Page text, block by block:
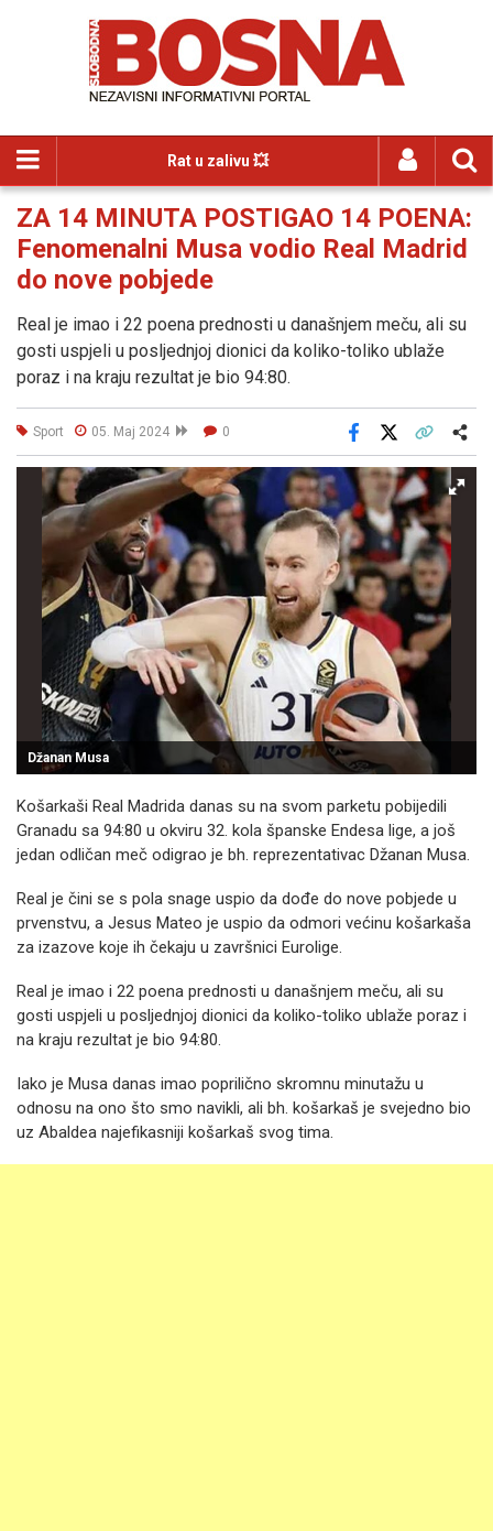
Rat u zalivu 💥
ZA 14 MINUTA POSTIGAO 14 POENA:
Fenomenalni Musa vodio Real Madrid
do nove pobjede
Real je imao i 22 poena prednosti u današnjem meču, ali su
gosti uspjeli u posljednjoj dionici da koliko-toliko ublaže
poraz i na kraju rezultat je bio 94:80.
Sport 05. Maj 2024 0
Facebook
Džanan Musa
Košarkaši Real Madrida danas su na svom parketu pobijedili
Granadu sa 94:80 u okviru 32. kola španske Endesa lige, a još
jedan odličan meč odigrao je bh. reprezentativac Džanan Musa.
Real je čini se s pola snage uspio da dođe do nove pobjede u
prvenstvu, a Jesus Mateo je uspio da odmori većinu košarkaša
za izazove koje ih čekaju u završnici Eurolige.
Real je imao i 22 poena prednosti u današnjem meču, ali su
gosti uspjeli u posljednjoj dionici da koliko-toliko ublaže poraz i
na kraju rezultat je bio 94:80.
Iako je Musa danas imao poprilično skromnu minutažu u
odnosu na ono što smo navikli, ali bh. košarkaš je svejedno bio
uz Abaldea najefikasniji košarkaš svog tima.